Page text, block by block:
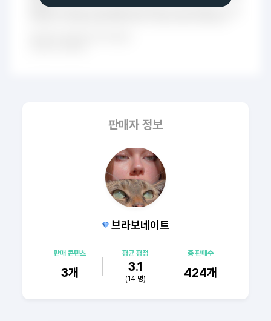
판매자 정보
브라보네이트
판매 콘텐츠
3개
평균 평점
3.1
(14 명)
총 판매수
424개